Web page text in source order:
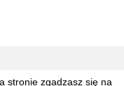
stronie zgadzasz się na